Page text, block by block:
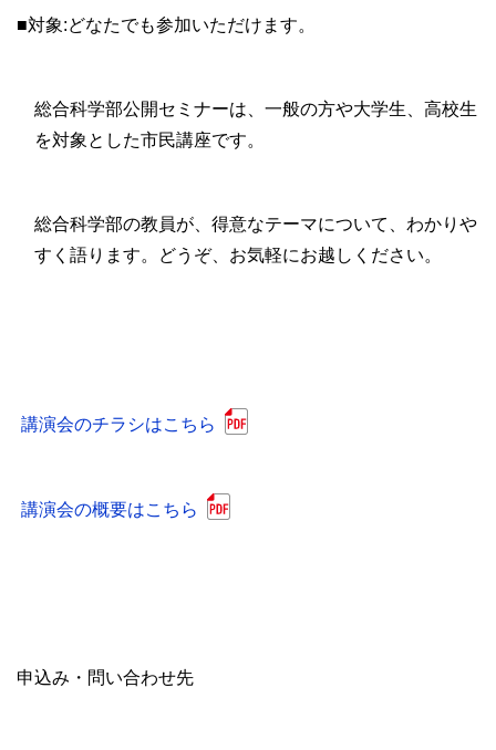
■対象:どなたでも参加いただけます。
総合科学部公開セミナーは、一般の方や大学生、高校生
を対象とした市民講座です。
総合科学部の教員が、得意なテーマについて、わかりや
すく語ります。どうぞ、お気軽にお越しください。
講演会のチラシはこちら
講演会の概要はこちら
申込み・問い合わせ先